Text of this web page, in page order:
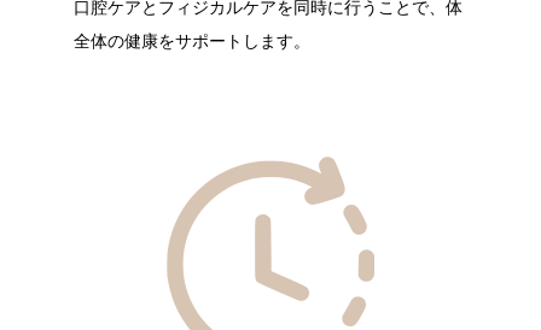
口腔ケアとフィジカルケアを同時に行うことで、体
全体の健康をサポートします。